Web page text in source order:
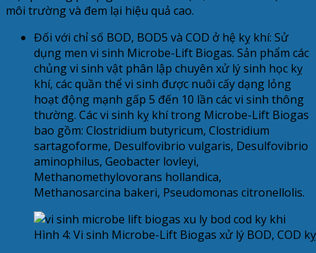
môi trường và đem lại hiệu quả cao.
Đối với chỉ số BOD, BOD5 và COD ở hệ kỵ khí: Sử
dụng men vi sinh Microbe-Lift Biogas. Sản phẩm các
chủng vi sinh vật phân lập chuyên xử lý sinh học kỵ
khí, các quần thể vi sinh được nuôi cấy dạng lỏng
hoạt động mạnh gấp 5 đến 10 lần các vi sinh thông
thường. Các vi sinh kỵ khí trong Microbe-Lift Biogas
bao gồm: Clostridium butyricum, Clostridium
sartagoforme, Desulfovibrio vulgaris, Desulfovibrio
aminophilus, Geobacter lovleyi,
Methanomethylovorans hollandica,
Methanosarcina bakeri, Pseudomonas citronellolis.
Hình 4: Vi sinh Microbe-Lift Biogas xử lý BOD, COD